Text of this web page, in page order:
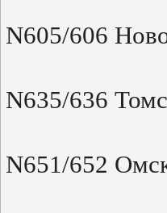
N605/606
N635/636
N651/652